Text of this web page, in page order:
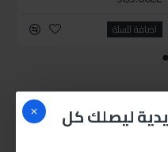
ليصلك كل
اضافة للسلة
HOT غير متوفر